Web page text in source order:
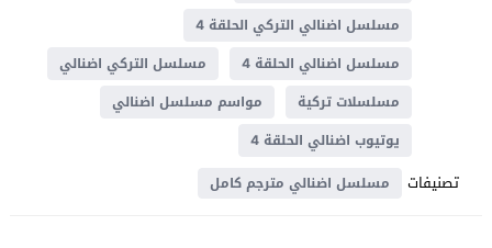
مسلسل اضنالي التركي الحلقة 4
مسلسل اضنالي الحلقة 4
مسلسل التركي اضنالي
مسلسلات تركية
مواسم مسلسل اضنالي
يوتيوب اضنالي الحلقة 4
تصنيفات مسلسل اضنالي مترجم كامل